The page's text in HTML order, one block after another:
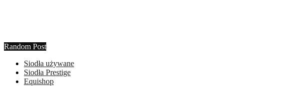
Random Post
Siodła używane
Siodła Prestige
Equishop